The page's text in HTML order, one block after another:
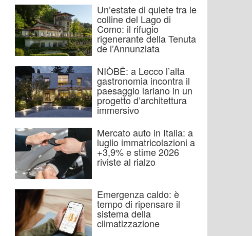
Un’estate di quiete tra le
colline del Lago di
Como: il rifugio
rigenerante della Tenuta
de l’Annunziata
NIÒBĒ: a Lecco l’alta
gastronomia incontra il
paesaggio lariano in un
progetto d’architettura
immersivo
Mercato auto in Italia: a
luglio immatricolazioni a
+3,9% e stime 2026
riviste al rialzo
Emergenza caldo: è
tempo di ripensare il
sistema della
climatizzazione